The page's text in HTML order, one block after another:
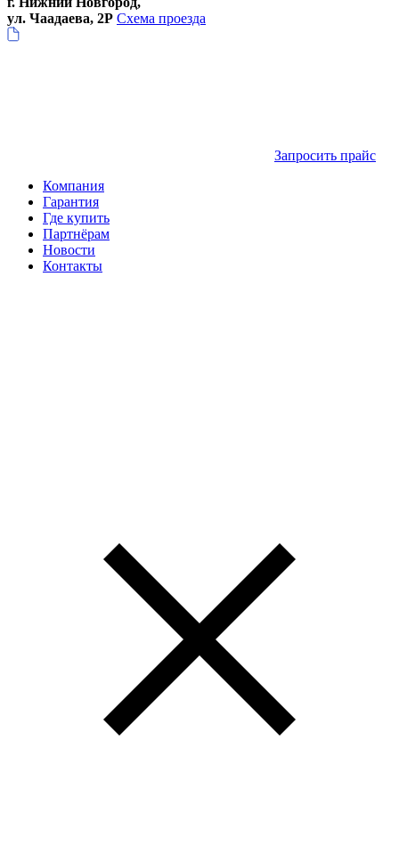
ул. Чаадаева, 2Р Схема проезда
Запросить прайс
Компания
Гарантия
Где купить
Партнёрам
Новости
Контакты